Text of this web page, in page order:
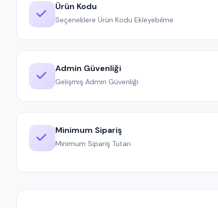
Ürün Kodu
Seçeneklere Ürün Kodu Ekleyebilme
Admin Güvenliği
Gelişmiş Admin Güvenliği
Minimum Sipariş
Minimum Sipariş Tutarı